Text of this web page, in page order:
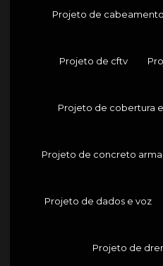
Projeto de
Projeto de cftv
Projeto de cobertura
Projeto de concreto
Projeto de dados e voz
Projeto de